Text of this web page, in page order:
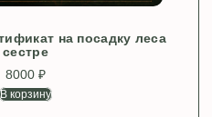
на посадку леса
сестре
8000 ₽
В корзину